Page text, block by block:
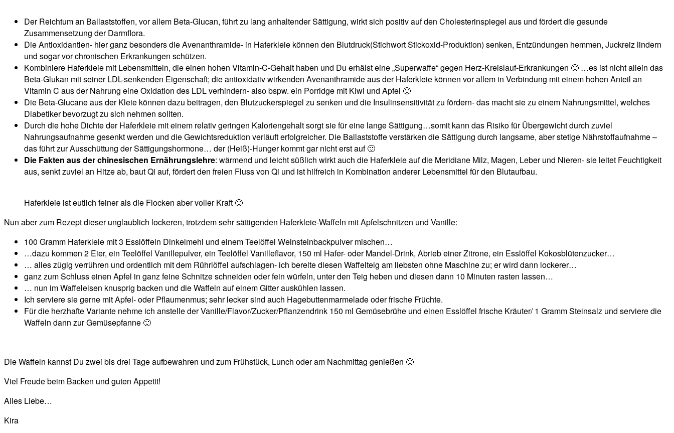
Der Reichtum an Ballaststoffen, vor allem Beta-Glucan, führt zu lang anhaltender Sättigung, wirkt sich positiv auf den Cholesterinspiegel aus und fördert die gesunde
Zusammensetzung der Darmflora.
Die Antioxidantien- hier ganz besonders die Avenanthramide- in Haferkleie können den Blutdruck(Stichwort Stickoxid-Produktion) senken, Entzündungen hemmen, Juckreiz lindern
und sogar vor chronischen Erkrankungen schützen.
Kombiniere Haferkleie mit Lebensmitteln, die einen hohen Vitamin-C-Gehalt haben und Du erhälst eine „Superwaffe“ gegen Herz-Kreislauf-Erkrankungen 🙂 …es ist nicht allein das
Beta-Glukan mit seiner LDL-senkenden Eigenschaft; die antioxidativ wirkenden Avenanthramide aus der Haferkleie können vor allem in Verbindung mit einem hohen Anteil an
Vitamin C aus der Nahrung eine Oxidation des LDL verhindern- also bspw. ein Porridge mit Kiwi und Apfel 🙂
Die Beta-Glucane aus der Kleie können dazu beitragen, den Blutzuckerspiegel zu senken und die Insulinsensitivität zu fördern- das macht sie zu einem Nahrungsmittel, welches
Diabetiker bevorzugt zu sich nehmen sollten.
Durch die hohe Dichte der Haferkleie mit einem relativ geringen Kaloriengehalt sorgt sie für eine lange Sättigung…somit kann das Risiko für Übergewicht durch zuviel
Nahrungsaufnahme gesenkt werden und die Gewichtsreduktion verläuft erfolgreicher. Die Ballaststoffe verstärken die Sättigung durch langsame, aber stetige Nährstoffaufnahme –
das führt zur Ausschüttung der Sättigungshormone… der (Heiß)-Hunger kommt gar nicht erst auf 🙂
Die Fakten aus der chinesischen Ernährungslehre: wärmend und leicht süßlich wirkt auch die Haferkleie auf die Meridiane Milz, Magen, Leber und Nieren- sie leitet Feuchtigkeit
aus, senkt zuviel an Hitze ab, baut Qi auf, fördert den freien Fluss von Qi und ist hilfreich in Kombination anderer Lebensmittel für den Blutaufbau.
Haferkleie ist eutlich feiner als die Flocken aber voller Kraft 🙂
Nun aber zum Rezept dieser unglaublich lockeren, trotzdem sehr sättigenden Haferkleie-Waffeln mit Apfelschnitzen und Vanille:
100 Gramm Haferkleie mit 3 Esslöffeln Dinkelmehl und einem Teelöffel Weinsteinbackpulver mischen…
…dazu kommen 2 Eier, ein Teelöffel Vanillepulver, ein Teelöffel Vanilleflavor, 150 ml Hafer- oder Mandel-Drink, Abrieb einer Zitrone, ein Esslöffel Kokosblütenzucker…
… alles zügig verrühren und ordentlich mit dem Rührlöffel aufschlagen- ich bereite diesen Waffelteig am liebsten ohne Maschine zu; er wird dann lockerer…
ganz zum Schluss einen Apfel in ganz feine Schnitze schneiden oder fein würfeln, unter den Teig heben und diesen dann 10 Minuten rasten lassen…
… nun im Waffeleisen knusprig backen und die Waffeln auf einem Gitter auskühlen lassen.
Ich serviere sie gerne mit Apfel- oder Pflaumenmus; sehr lecker sind auch Hagebuttenmarmelade oder frische Früchte.
Für die herzhafte Variante nehme ich anstelle der Vanille/Flavor/Zucker/Pflanzendrink 150 ml Gemüsebrühe und einen Esslöffel frische Kräuter/ 1 Gramm Steinsalz und serviere die
Waffeln dann zur Gemüsepfanne 🙂
Die Waffeln kannst Du zwei bis drei Tage aufbewahren und zum Frühstück, Lunch oder am Nachmittag genießen 🙂
Viel Freude beim Backen und guten Appetit!
Alles Liebe…
Kira